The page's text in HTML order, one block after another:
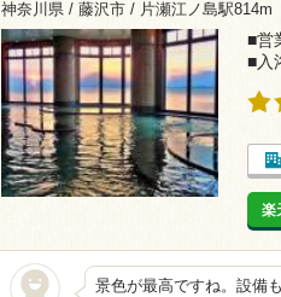
神奈川県 / 藤沢市 / 片瀬江ノ島駅814m
■営
■入
楽
景色が最高ですね。設備